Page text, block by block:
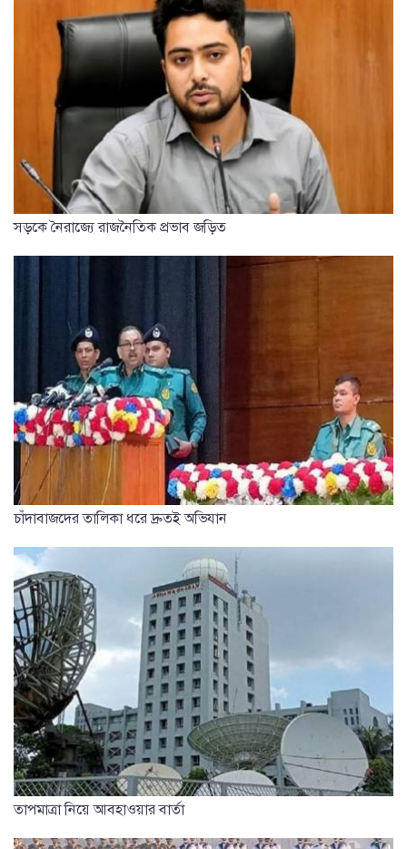
সড়কে নৈরাজ্যে রাজনৈতিক প্রভাব জড়িত
চাঁদাবাজদের তালিকা ধরে দ্রুতই অভিযান
তাপমাত্রা নিয়ে আবহাওয়ার বার্তা